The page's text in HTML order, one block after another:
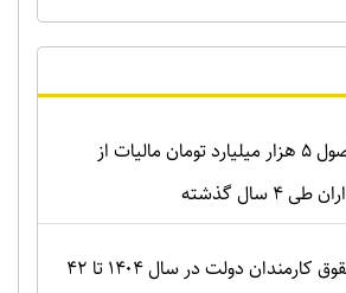
وصول ۵ هزار میلیارد تومان مالیات از
سال گذشته
حقوق کارمندان دولت در سال ۱۴۰۴ تا ۴۲